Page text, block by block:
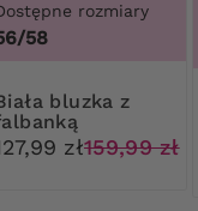
rozmiary
58
z
zł159,99 zł